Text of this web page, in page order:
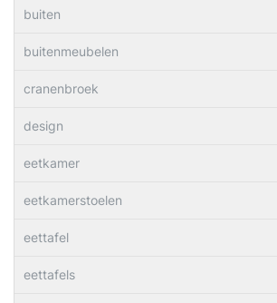
buiten
buitenmeubelen
cranenbroek
design
eetkamer
eetkamerstoelen
eettafel
eettafels